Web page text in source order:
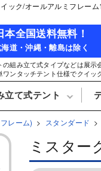
イック/オールアルミフレー
本全国送料無料！
道・沖縄・離島は除く
の組み立て式タイプなどは展
ワンタッチテント仕様でクイ
かんたんてんと
立て式テント
組み立て式パイプテン
価格重
デザイ
デザイ
り お支払
用語集
レーム) スタンダード
ミスター